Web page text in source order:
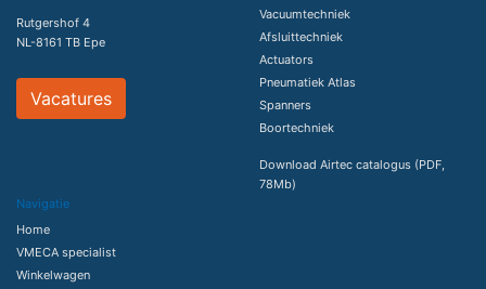
Rutgershof 4
NL-8161 TB Epe
Vacatures
Vacuumtechniek
Afsluittechniek
Actuators
Pneumatiek Atlas
Spanners
Boortechniek
Download Airtec catalogus (PDF,
78Mb)
Navigatie
Home
VMECA specialist
Winkelwagen